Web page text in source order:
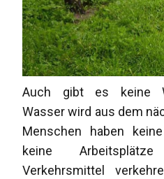
Auch gibt es keine
Wasser wird aus dem
Menschen haben
keine
Verkehrsmittel